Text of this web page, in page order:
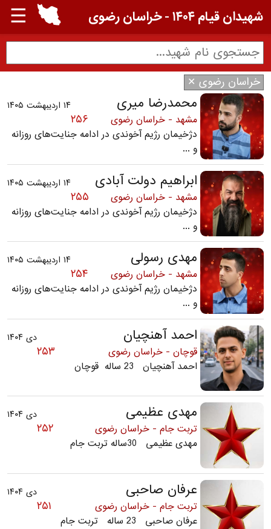
☰ شهیدان قیام ۱۴۰۴ - خراسان رضوی
خراسان رضوی ✕
۱۴ اردیبهشت ۱۴۰۵ محمدرضا میری
۲۵۶
مشهد - خراسان رضوی
دژخیمان رژیم آخوندی در ادامه جنایت‌های روزانه
و ...
۱۴ اردیبهشت ۱۴۰۵ ابراهیم دولت آبادی
۲۵۵
مشهد - خراسان رضوی
دژخیمان رژیم آخوندی در ادامه جنایت‌های روزانه
و ...
۱۴ اردیبهشت ۱۴۰۵ مهدی رسولی
۲۵۴
مشهد - خراسان رضوی
دژخیمان رژیم آخوندی در ادامه جنایت‌های روزانه
و ...
دی ۱۴۰۴ احمد آهنچیان
۲۵۳
قوچان - خراسان رضوی
احمد آهنچیان 23 ساله قوچان
دی ۱۴۰۴ مهدی عظیمی
۲۵۲
تربت جام - خراسان رضوی
مهدی عظیمی 30ساله تربت جام
دی ۱۴۰۴ عرفان صاحبی
۲۵۱
تربت جام - خراسان رضوی
عرفان صاحبی 23 ساله تربت جام